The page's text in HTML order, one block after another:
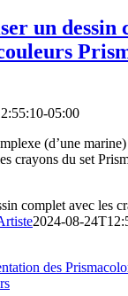
un dessin
05:00
(d’une
crayons du set
complet avec les
2024-08-
des